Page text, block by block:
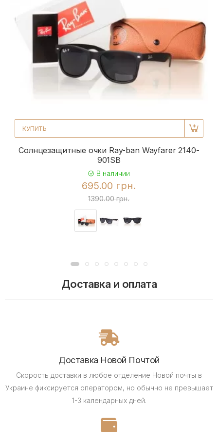
КУПИТЬ
Солнцезащитные очки Ray-ban Wayfarer 2140-
901SB
В наличии
695.00 грн.
1390.00 грн.
Доставка и оплата
Доставка Новой Почтой
Скорость доставки в любое отделение Новой почты в
Украине фиксируется оператором, но обычно не превышает
1-3 календарных дней.